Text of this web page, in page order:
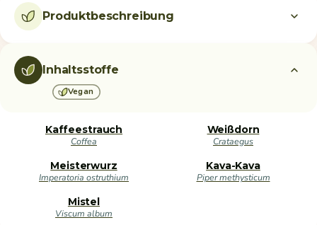
Produktbeschreibung
Inhaltsstoffe
Vegan
Kaffeestrauch
Coffea
Weißdorn
Crataegus
Meisterwurz
Imperatoria ostruthium
Kava-Kava
Piper methysticum
Mistel
Viscum album